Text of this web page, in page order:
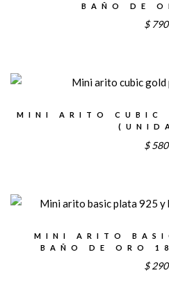
BAÑO DE
$ 790
MINI ARITO CUBIC
$ 580
MINI ARITO
BAÑO DE ORO
$ 290